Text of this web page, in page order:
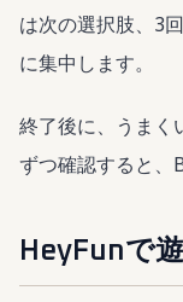
は次の選択肢、3
に集中します。
終了後に、うまく
ずつ確認すると、
HeyFunで